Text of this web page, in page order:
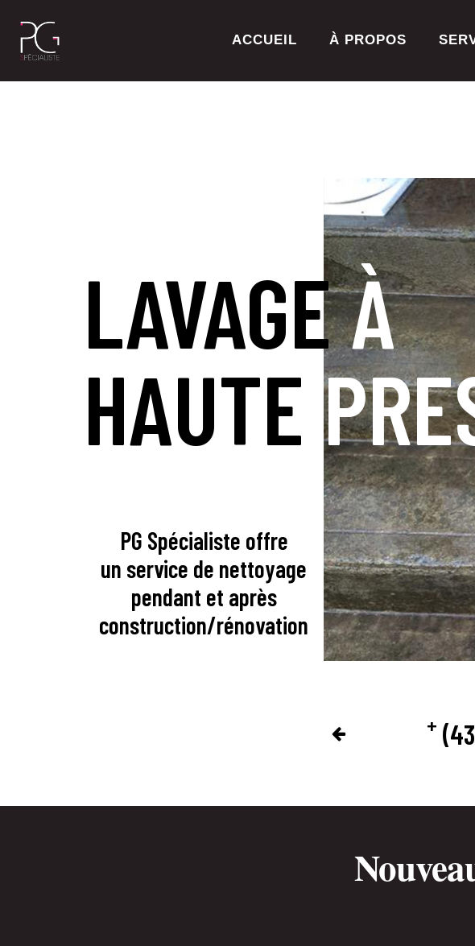
ACCUEIL À PROPOS
+
PG Spécialiste offre
un service de nettoyage
pendant et après
construction/rénovation
LAVAGEÀ
HAUTE